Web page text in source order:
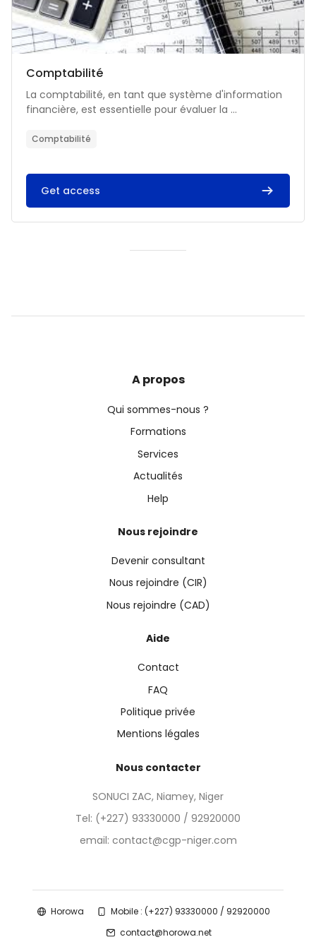
Catégorie de cours
Nom du cours
Comptabilité
Résumé du cours :
La comptabilité, en tant que système d'information
financière, est essentielle pour évaluer la ...
Comptabilité
Get access
A propos
Qui sommes-nous ?
Formations
Services
Actualités
Help
Nous rejoindre
Devenir consultant
Nous rejoindre (CIR)
Nous rejoindre (CAD)
Aide
Contact
FAQ
Politique privée
Mentions légales
Nous contacter
SONUCI ZAC, Niamey, Niger
Tel: (+227) 93330000 / 92920000
email: contact@cgp-niger.com
Horowa
Mobile : (+227) 93330000 / 92920000
contact@horowa.net